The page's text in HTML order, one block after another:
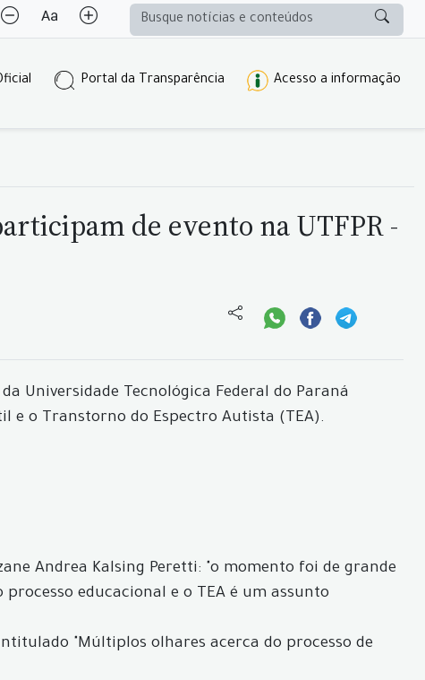
Portal da Transparência Acesso a informação
de evento na UTFPR -
Universidade Tecnológica Federal do Paraná
e o Transtorno do Espectro Autista (TEA).
Andrea Kalsing Peretti: "o momento foi de grande
educacional e o TEA é um assunto
"Múltiplos olhares acerca do processo de